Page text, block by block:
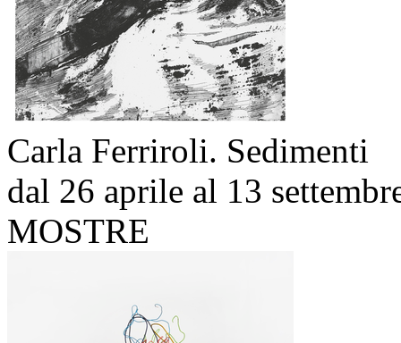
Carla Ferriroli. Sedimenti
dal 26 aprile al 13
MOSTRE